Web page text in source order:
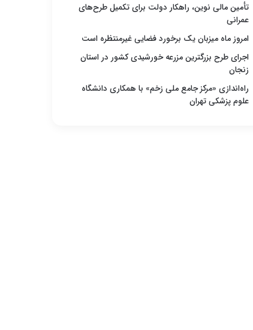
تأمین مالی نوین، راهکار دولت برای تکمیل طرح‌های
عمرانی
امروز ماه میزبان یک برخورد فضایی غیرمنتظره است
اجرای طرح بزرگترین مزرعه خورشیدی کشور در استان
زنجان
راه‌اندازی «مرکز جامع ملی زخم» با همکاری دانشگاه
علوم پزشکی تهران